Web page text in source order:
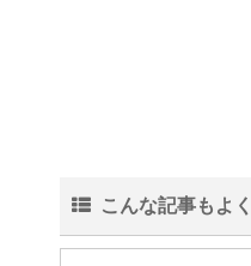
こんな記事もよ